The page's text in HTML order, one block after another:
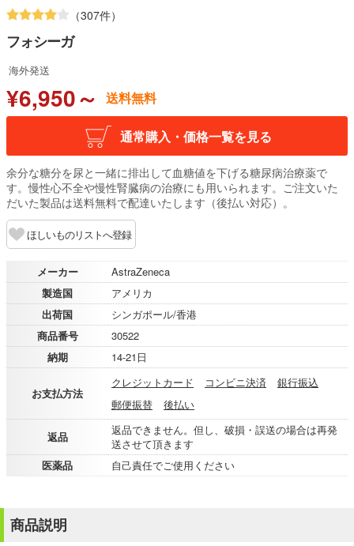
（307件）
フォシーガ
海外発送
¥6,950～ 送料無料
通常購入・価格一覧を見る
余分な糖分を尿と一緒に排出して血糖値を下げる糖尿病治療薬で
す。慢性心不全や慢性腎臓病の治療にも用いられます。ご注文いた
だいた製品は送料無料で配達いたします（後払い対応）。
ほしいものリストへ登録
メーカー
AstraZeneca
製造国
アメリカ
出荷国
シンガポール/香港
商品番号
30522
納期
14-21日
お支払方法
クレジットカード コンビニ決済
銀行振込
郵便振替
後払い
返品
返品できません。但し、破損・誤送の場合は再発
送させて頂きます
医薬品
自己責任でご使用ください
商品説明